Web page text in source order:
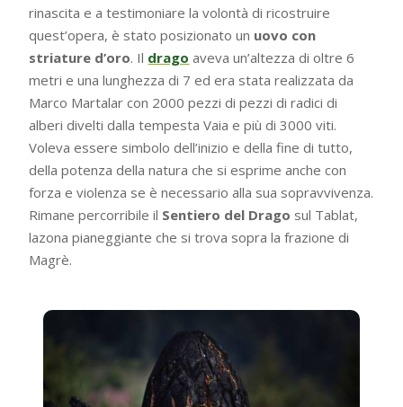
rinascita e a testimoniare la volontà di ricostruire
quest’opera, è stato posizionato un uovo con
striature d’oro. Il drago aveva un’altezza di oltre 6
metri e una lunghezza di 7 ed era stata realizzata da
Marco Martalar con 2000 pezzi di pezzi di radici di
alberi divelti dalla tempesta Vaia e più di 3000 viti.
Voleva essere simbolo dell’inizio e della fine di tutto,
della potenza della natura che si esprime anche con
forza e violenza se è necessario alla sua sopravvivenza.
Rimane percorribile il Sentiero del Drago sul Tablat,
lazona pianeggiante che si trova sopra la frazione di
Magrè.